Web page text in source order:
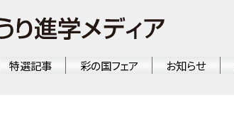
特選記事 彩の国フェア お知らせ